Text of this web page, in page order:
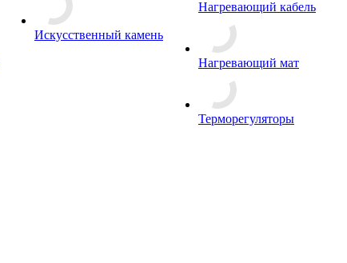
Искусственный камень
Нагревающий кабель
Нагревающий мат
Терморегуляторы